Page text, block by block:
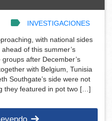
INVESTIGACIONES
with national sides
of this summer’s
after December’s
with Belgium, Tunisia
Southgate’s side were not
they featured in pot two […]